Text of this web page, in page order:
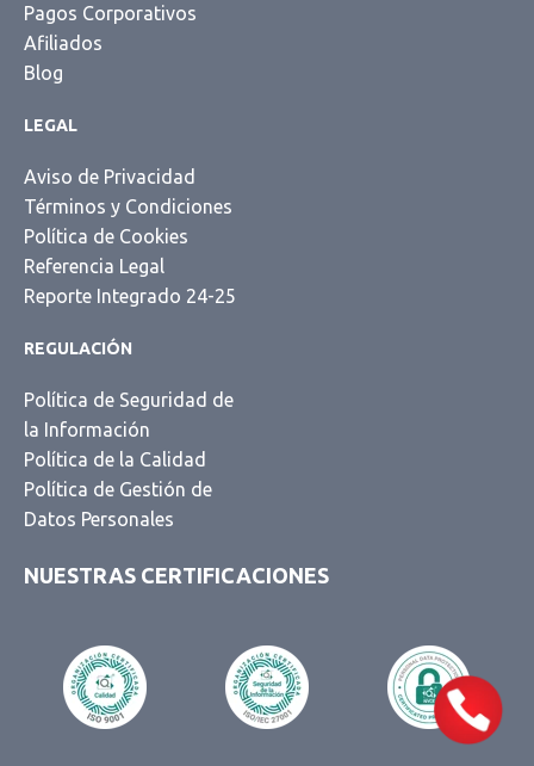
Pagos Corporativos
Afiliados
Blog
LEGAL
Aviso de Privacidad
Términos y Condiciones
Política de Cookies
Referencia Legal
Reporte Integrado 24-25
REGULACIÓN
Política de Seguridad de
la Información
Política de la Calidad
Política de Gestión de
Datos Personales
NUESTRAS CERTIFICACIONES
55 5351 3176
55 5262 8982
Tarjeta empresarial